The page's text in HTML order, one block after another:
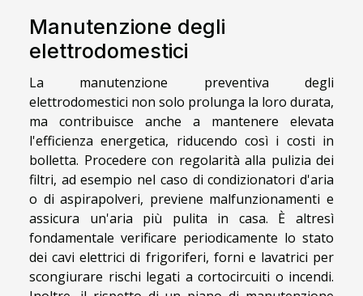
Manutenzione degli
elettrodomestici
La manutenzione preventiva degli
elettrodomestici non solo prolunga la loro durata,
ma contribuisce anche a mantenere elevata
l'efficienza energetica, riducendo così i costi in
bolletta. Procedere con regolarità alla pulizia dei
filtri, ad esempio nel caso di condizionatori d'aria
o di aspirapolveri, previene malfunzionamenti e
assicura un'aria più pulita in casa. È altresì
fondamentale verificare periodicamente lo stato
dei cavi elettrici di frigoriferi, forni e lavatrici per
scongiurare rischi legati a cortocircuiti o incendi.